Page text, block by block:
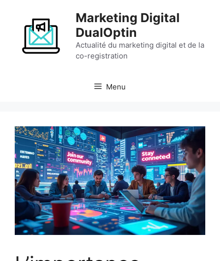
contenu
Marketing Digital
DualOptin
Actualité du marketing digital et de la
co-registration
Menu